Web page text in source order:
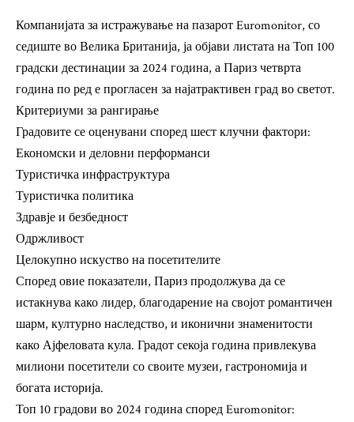
Компанијата за истражување на пазарот Euromonitor, со
седиште во Велика Британија, ја објави листата на Топ 100
градски дестинации за 2024 година, а Париз четврта
година по ред е прогласен за најатрактивен град во светот.
Критериуми за рангирање
Градовите се оценувани според шест клучни фактори:
Економски и деловни перформанси
Туристичка инфраструктура
Туристичка политика
Здравје и безбедност
Одржливост
Целокупно искуство на посетителите
Според овие показатели, Париз продолжува да се
истакнува како лидер, благодарение на својот романтичен
шарм, културно наследство, и иконични знаменитости
како Ајфеловата кула. Градот секоја година привлекува
милиони посетители со своите музеи, гастрономија и
богата историја.
Топ 10 градови во 2024 година според Euromonitor: